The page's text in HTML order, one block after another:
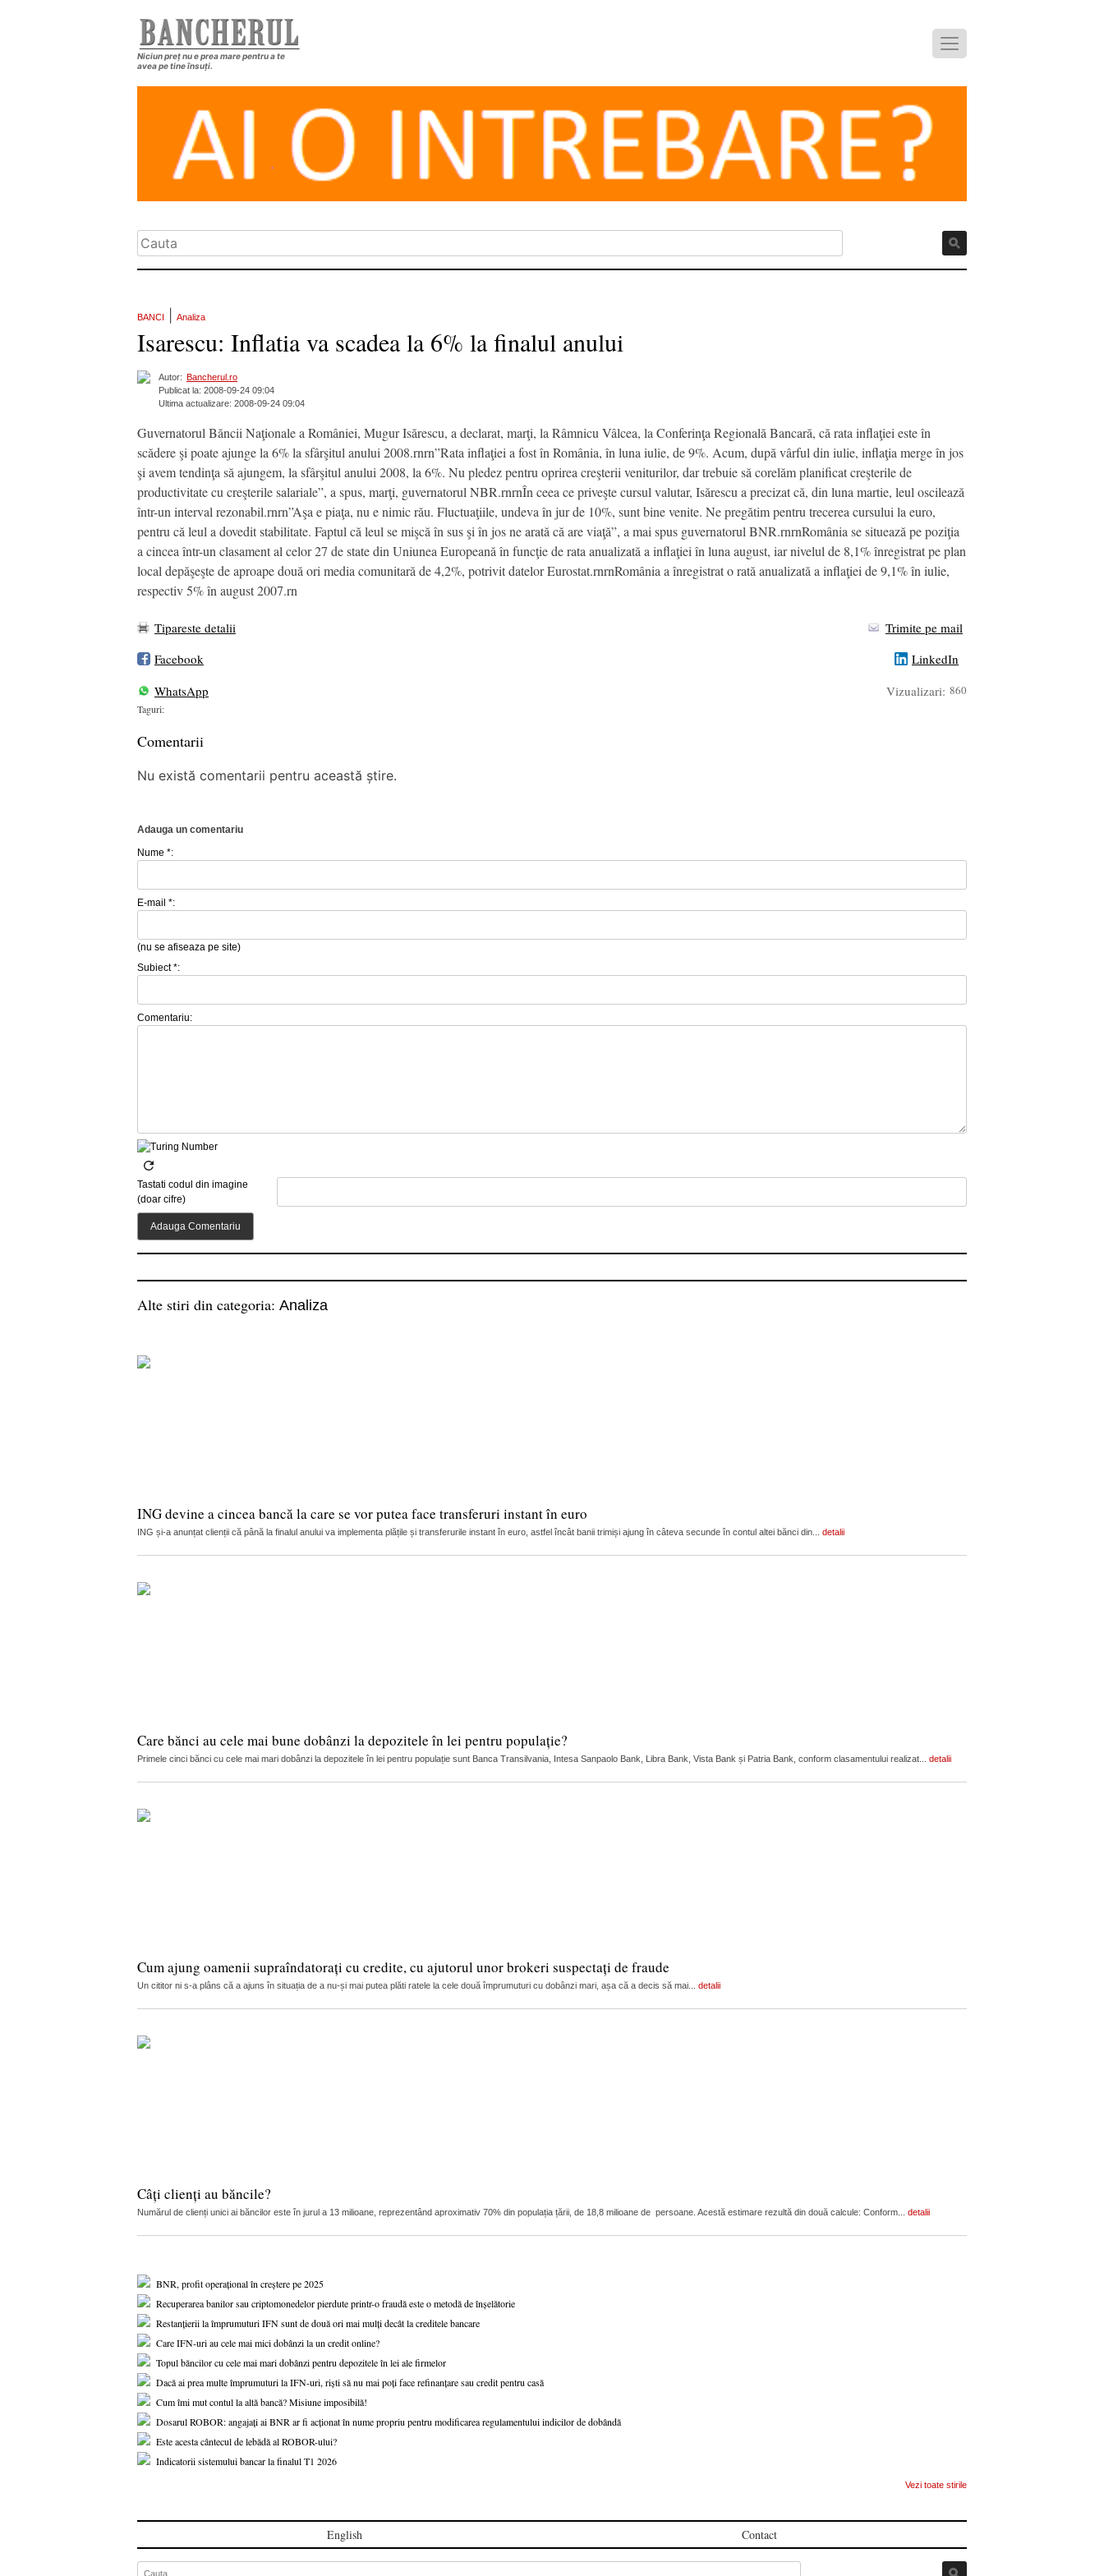
Niciun preț nu e prea mare pentru a te
avea pe tine însuți.
BANCI Analiza
Isarescu: Inflatia va scadea la 6% la finalul anului
Autor:
Bancherul.ro
Publicat la: 2008-09-24 09:04
Ultima actualizare: 2008-09-24 09:04
Guvernatorul Băncii Naţionale a României, Mugur Isărescu, a declarat, marţi, la Râmnicu Vâlcea, la Conferinţa Regională Bancară, că rata inflaţiei este în
scădere şi poate ajunge la 6% la sfârşitul anului 2008.rnrn”Rata inflaţiei a fost în România, în luna iulie, de 9%. Acum, după vârful din iulie, inflaţia merge în jos
şi avem tendinţa să ajungem, la sfârşitul anului 2008, la 6%. Nu pledez pentru oprirea creşterii veniturilor, dar trebuie să corelăm planificat creşterile de
productivitate cu creşterile salariale”, a spus, marţi, guvernatorul NBR.rnrnÎn ceea ce priveşte cursul valutar, Isărescu a precizat că, din luna martie, leul oscilează
într-un interval rezonabil.rnrn”Aşa e piaţa, nu e nimic rău. Fluctuaţiile, undeva în jur de 10%, sunt bine venite. Ne pregătim pentru trecerea cursului la euro,
pentru că leul a dovedit stabilitate. Faptul că leul se mişcă în sus şi în jos ne arată că are viaţă”, a mai spus guvernatorul BNR.rnrnRomânia se situează pe poziţia
a cincea într-un clasament al celor 27 de state din Uniunea Europeană în funcţie de rata anualizată a inflaţiei în luna august, iar nivelul de 8,1% înregistrat pe plan
local depăşeşte de aproape două ori media comunitară de 4,2%, potrivit datelor Eurostat.rnrnRomânia a înregistrat o rată anualizată a inflaţiei de 9,1% în iulie,
respectiv 5% în august 2007.rn
Tipareste detalii
Trimite pe mail
Facebook
LinkedIn
WhatsApp
Vizualizari: 860
Taguri:
Comentarii
Nu există comentarii pentru această știre.
Adauga un comentariu
Nume *:
E-mail *:
(nu se afiseaza pe site)
Subiect *:
Comentariu:
Tastati codul din imagine
(doar cifre)
Alte stiri din categoria: Analiza
ING devine a cincea bancă la care se vor putea face transferuri instant în euro
ING și-a anunțat clienții că până la finalul anului va implementa plățile și transferurile instant în euro, astfel încât banii trimiși ajung în câteva secunde în contul altei bănci din... detalii
Care bănci au cele mai bune dobânzi la depozitele în lei pentru populație?
Primele cinci bănci cu cele mai mari dobânzi la depozitele în lei pentru populație sunt Banca Transilvania, Intesa Sanpaolo Bank, Libra Bank, Vista Bank și Patria Bank, conform clasamentului realizat... detalii
Cum ajung oamenii supraîndatorați cu credite, cu ajutorul unor brokeri suspectați de fraude
Un cititor ni s-a plâns că a ajuns în situația de a nu-și mai putea plăti ratele la cele două împrumuturi cu dobânzi mari, așa că a decis să mai... detalii
Câți clienți au băncile?
Numărul de clienți unici ai băncilor este în jurul a 13 milioane, reprezentând aproximativ 70% din populația țării, de 18,8 milioane de persoane. Acestă estimare rezultă din două calcule: Conform... detalii
BNR, profit operațional în creștere pe 2025
Recuperarea banilor sau criptomonedelor pierdute printr-o fraudă este o metodă de înșelătorie
Restanțierii la împrumuturi IFN sunt de două ori mai mulți decât la creditele bancare
Care IFN-uri au cele mai mici dobânzi la un credit online?
Topul băncilor cu cele mai mari dobânzi pentru depozitele în lei ale firmelor
Dacă ai prea multe împrumuturi la IFN-uri, riști să nu mai poți face refinanțare sau credit pentru casă
Cum îmi mut contul la altă bancă? Misiune imposibilă!
Dosarul ROBOR: angajați ai BNR ar fi acționat în nume propriu pentru modificarea regulamentului indicilor de dobândă
Este acesta cântecul de lebădă al ROBOR-ului?
Indicatorii sistemului bancar la finalul T1 2026
Vezi toate stirile
English Contact